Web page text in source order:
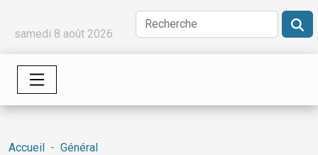
samedi 8 août 2026
Accueil
Général